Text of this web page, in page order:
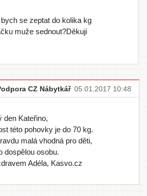
se zeptat do kolika kg
muže sednout?Děkuji
CZ Nábytkář 05.01.2017 10:48
den Kateřino,
této pohovky je do 70 kg.
malá vhodná pro děti,
dospělou osobu.
Adéla, Kasvo.cz